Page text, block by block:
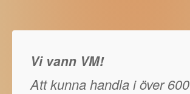
Vi vann VM!
Att kunna handla i över 600